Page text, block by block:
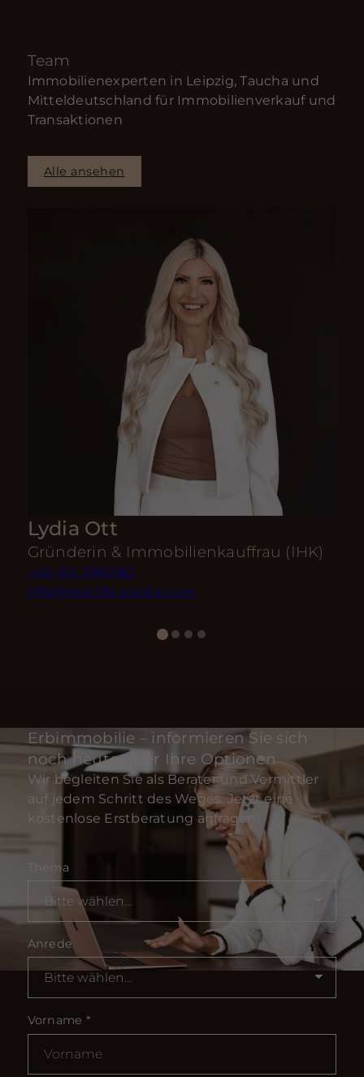
Team
Immobilienexperten in Leipzig, Taucha und
Mitteldeutschland für Immobilienverkauf und
Transaktionen
Alle ansehen
Lydia Ott
Gründerin & Immobilienkauffrau (IHK)
+49 160 3180180
info@real-life-estate.com
Erbimmobilie – informieren Sie sich
noch heute über Ihre Optionen
Wir begleiten Sie als Berater und Vermittler
auf jedem Schritt des Weges. Jetzt eine
kostenlose Erstberatung anfragen!
Thema
Anrede
Vorname *